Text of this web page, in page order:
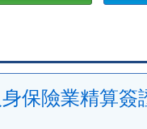
身保險業精算簽